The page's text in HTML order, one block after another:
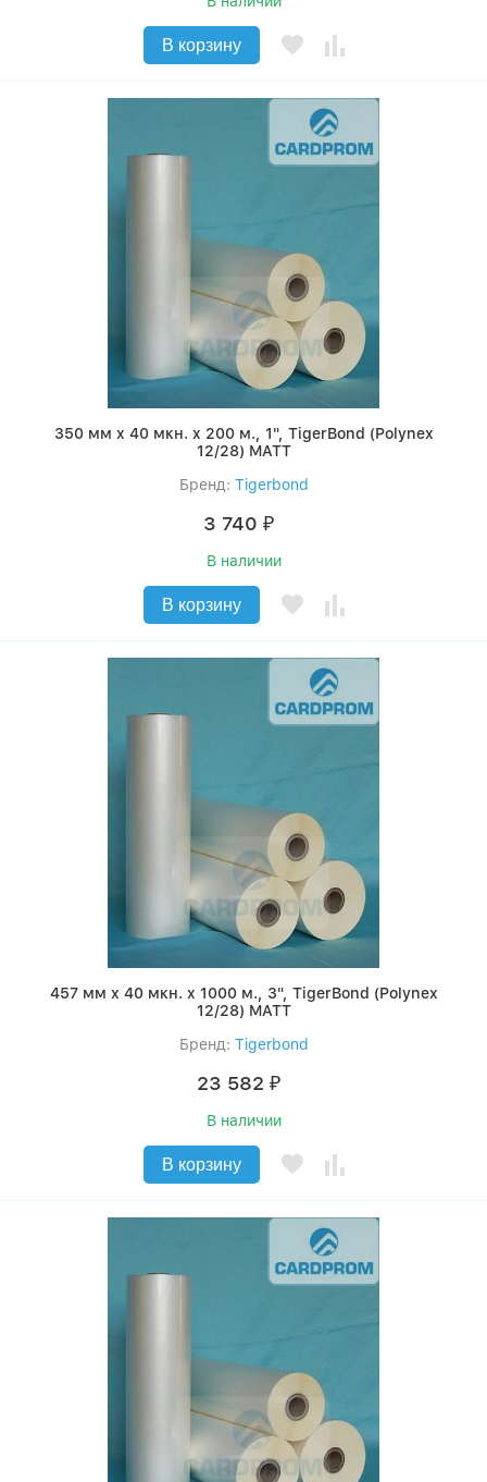
В корзину
350 мм x 40 мкн. x 200 м., 1", TigerBond (Polynex
12/28) MATT
Бренд: Tigerbond
3 740 ₽
В наличии
В корзину
457 мм x 40 мкн. x 1000 м., 3", TigerBond (Polynex
12/28) MATT
Бренд: Tigerbond
23 582 ₽
В наличии
В корзину